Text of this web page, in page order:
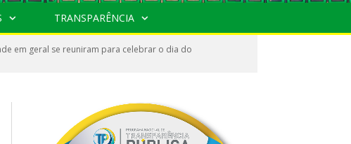
TRANSPARÊNCIA
em geral se reuniram para celebrar o dia do